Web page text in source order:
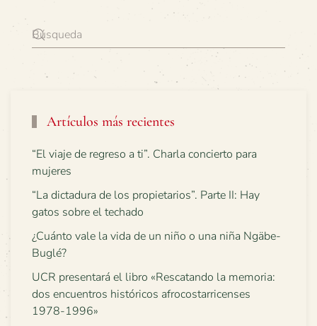
Artículos más recientes
“El viaje de regreso a ti”. Charla concierto para
mujeres
“La dictadura de los propietarios”. Parte II: Hay
gatos sobre el techado
¿Cuánto vale la vida de un niño o una niña Ngäbe-
Buglé?
UCR presentará el libro «Rescatando la memoria:
dos encuentros históricos afrocostarricenses
1978-1996»